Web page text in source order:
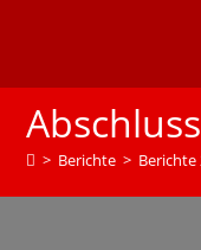
> Berichte > Berichte